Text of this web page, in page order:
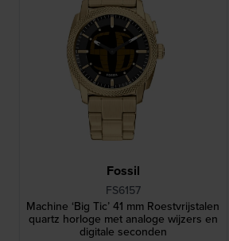
Fossil
FS6157
Machine ‘Big Ticʼ 41 mm Roestvrijstalen
quartz horloge met analoge wijzers en
digitale seconden